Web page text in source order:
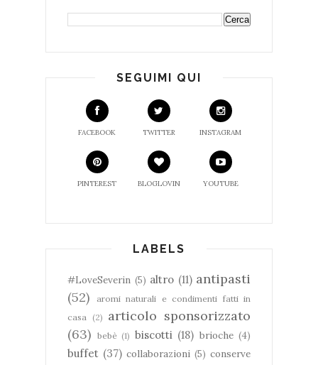
SEGUIMI QUI
FACEBOOK TWITTER INSTAGRAM
PINTEREST BLOGLOVIN YOUTUBE
LABELS
#LoveSeverin (5) altro (11) antipasti
(52)
aromi naturali e condimenti fatti in
casa (2) articolo sponsorizzato
(63) bebè (1) biscotti (18) brioche (4)
buffet (37) collaborazioni (5) conserve